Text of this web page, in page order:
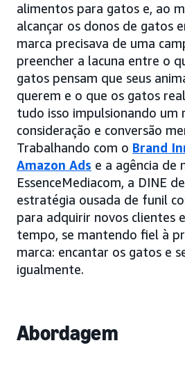
alimentos para gatos e, ao
alcançar os donos de gatos
marca precisava de uma
preencher a lacuna entre o
gatos pensam que seus
querem e o que os gatos
tudo isso impulsionando um
consideração e conversão
Trabalhando com o Brand
Amazon Ads e a agência de
EssenceMediacom, a DINE
estratégia ousada de funil
para adquirir novos clientes
tempo, se mantendo fiel à
marca: encantar os gatos e
igualmente.
Abordagem